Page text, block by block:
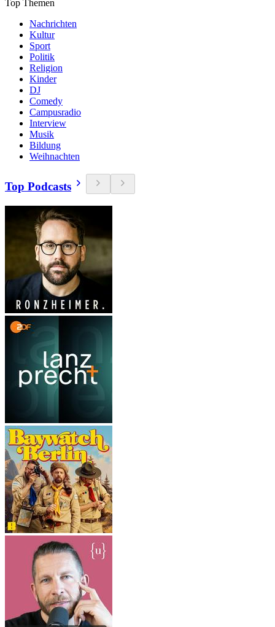
Top Themen
Nachrichten
Kultur
Sport
Politik
Religion
Kinder
DJ
Comedy
Campusradio
Interview
Musik
Bildung
Weihnachten
Top Podcasts